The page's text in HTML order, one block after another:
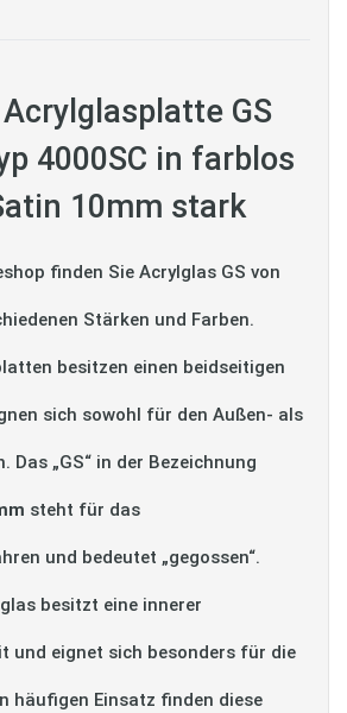
GS
4000SC in farblos
10mm stark
finden Sie Acrylglas GS von
Stärken und Farben.
besitzen einen beidseitigen
sich sowohl für den Außen- als
Das „GS“ in der Bezeichnung
steht für das
und bedeutet „gegossen“.
besitzt eine innerer
und eignet sich besonders für die
häufigen Einsatz finden diese